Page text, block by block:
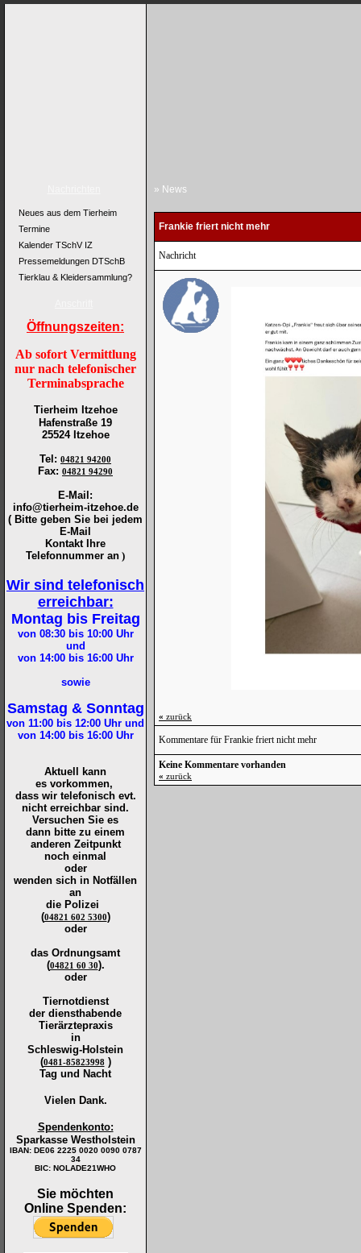
Neues aus dem Tierheim
Termine
Kalender TSchV IZ
Pressemeldungen DTSchB
Tierklau & Kleidersammlung?
Öffnungszeiten:
Ab sofort Vermittlung
nur nach telefonischer
Terminabsprache
Tierheim Itzehoe
Hafenstraße 19
25524 Itzehoe
Tel : 04821 94200
Fax: 04821 94290
E-Mail:
info@tierheim-itzehoe.de
( Bitte geben Sie bei jedem
E-Mail
Kontakt Ihre
Telefonnummer an )
Wir sind telefonisch
erreichbar:
Montag bis Freitag
von 08:30 bis 10:00Uhr
und
von 14:00 bis 16:00Uhr
sowie
Samstag & Sonntag
von 11:00 bis 12:00 Uhr und
von 14:00 bis 16:00Uhr
Aktuell kann
es vorkommen,
dass wir telefonisch evt.
nicht erreichbar sind.
Versuchen Sie es
dann bitte zu einem
anderen Zeitpunkt
noch einmal
oder
wenden sich in Notfällen
an
die Polizei
(04821 602 5300)
oder
das Ordnungsamt
(04821 60 30).
oder
Tiernotdienst
der diensthabende
Tierärztepraxis
in
Schleswig-Holstein
(0481-85823998 )
Tag und Nacht
Vielen Dank.
Spendenkonto:
Sparkasse Westholstein
IBAN: DE06 2225 0020 0090 0787
34
BIC: NOLADE21WHO
Sie möchten
Online Spenden:
» News
Frankie friert nicht mehr
Nachricht
« zurück
Kommentare für Frankie friert nicht mehr
Keine Kommentare vorhanden
« zurück